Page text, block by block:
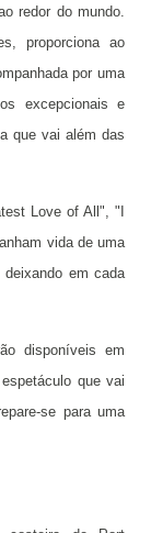
redor do mundo.
proporciona ao
por uma
excepcionais e
que vai além das
Love of All", "I
vida de uma
em cada
disponíveis em
que vai
se para uma